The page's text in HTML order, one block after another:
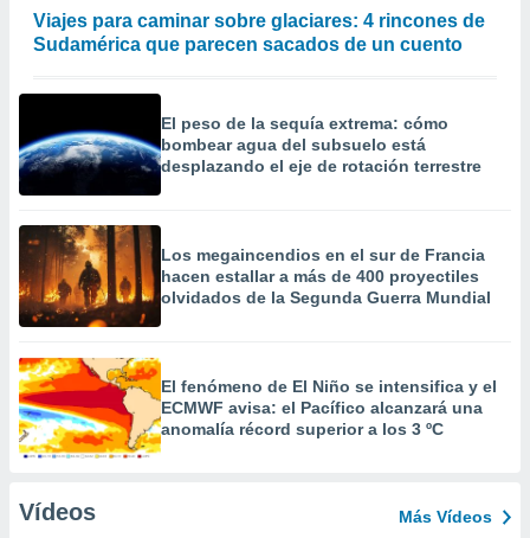
Viajes para caminar sobre glaciares: 4 rincones de
Sudamérica que parecen sacados de un cuento
El peso de la sequía extrema: cómo
bombear agua del subsuelo está
desplazando el eje de rotación terrestre
Los megaincendios en el sur de Francia
hacen estallar a más de 400 proyectiles
olvidados de la Segunda Guerra Mundial
El fenómeno de El Niño se intensifica y el
ECMWF avisa: el Pacífico alcanzará una
anomalía récord superior a los 3 ºC
Vídeos Más Vídeos